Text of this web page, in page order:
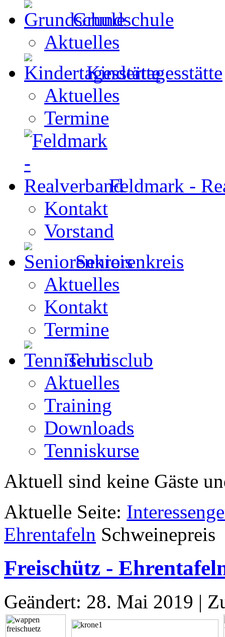
Grundschule
Aktuelles
Kindertagesstätte
Aktuelles
Termine
Feldmark -
Kontakt
Vorstand
Seniorenkreis
Aktuelles
Kontakt
Termine
Tennisclub
Aktuelles
Training
Downloads
Tenniskurse
Aktuell sind keine Gäste
Aktuelle Seite:
Ehrentafeln Schweinepreis
Freischütz -
Geändert: 28. Mai 2019 |